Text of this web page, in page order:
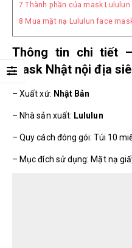
7 Thành phần của mask Lululun
8 Mua mặt nạ Lululun face
Thông tin chi tiết
mask Nhật nội địa
– Xuất xứ: Nhật Bản
– Nhà sản xuất: Lululun
– Quy cách đóng gói: Túi 10
– Mục đích sử dụng: Mặt nạ